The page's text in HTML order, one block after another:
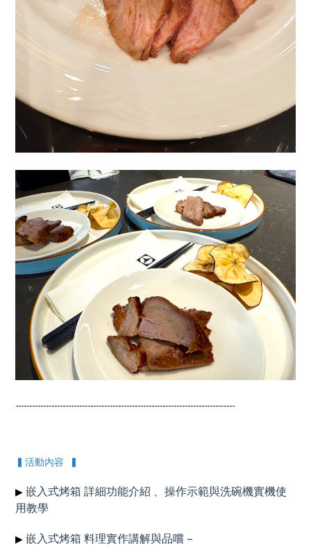
-------------------------------------------------------------------------------
▍活動內容 ▍
▶嵌入式烤箱 詳細功能介紹 、操作示範與洗碗機實機使
用教學
▶ 嵌入式烤箱 料理實作講解與品嚐 –